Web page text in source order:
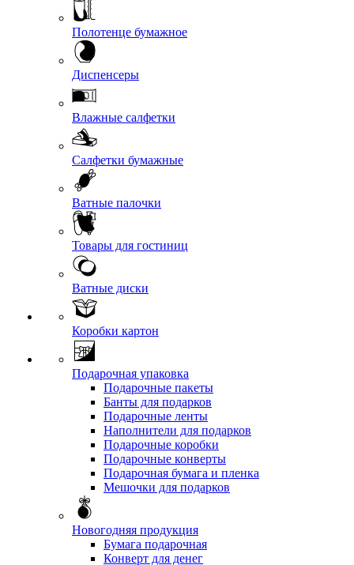
Полотенце бумажное
Диспенсеры
Влажные салфетки
Салфетки бумажные
Ватные палочки
Товары для гостиниц
Ватные диски
Коробки картон
Подарочная упаковка
Подарочные пакеты
Банты для подарков
Подарочные ленты
Наполнители для подарков
Подарочные коробки
Подарочные конверты
Подарочная бумага и пленка
Мешочки для подарков
Новогодняя продукция
Бумага подарочная
Конверт для денег